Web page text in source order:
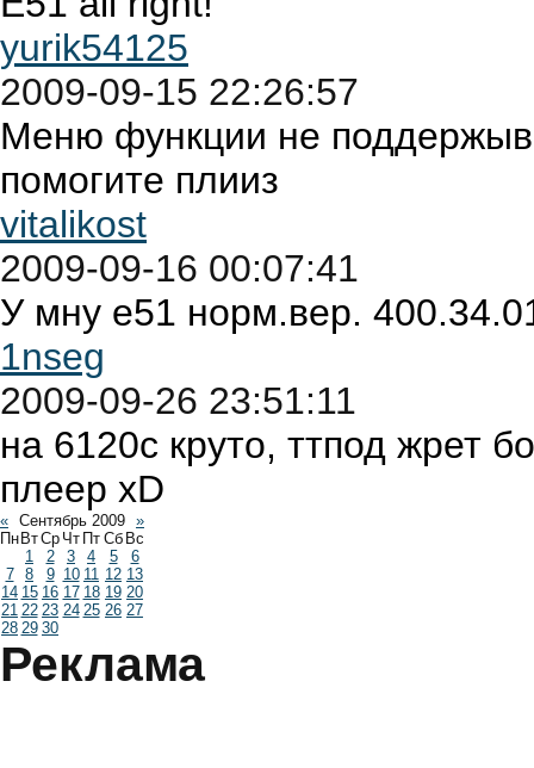
yurik54125
2009-09-15 22:26:57
Меню функции не
помогите плииз
vitalikost
2009-09-16 00:07:41
У мну e51 норм.вер.
1nseg
2009-09-26 23:51:11
на 6120с круто, ттпод жрет
плеер xD
« Сентябрь 2009 »
Пн ВтСр Чт Пт Сб Вс
1
2 3 4 5
6
7
8 9 10 11 12 13
14 15 16 17 18 19 20
21 22 23 24 25 26 27
28 29 30
Реклама